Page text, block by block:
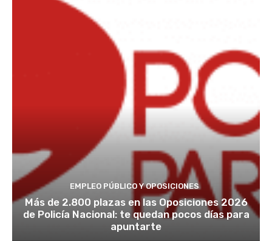
EMPLEO PÚBLICO Y OPOSICIONES
Más de 2.800 plazas en las Oposiciones 2026
de Policía Nacional: te quedan pocos días para
apuntarte